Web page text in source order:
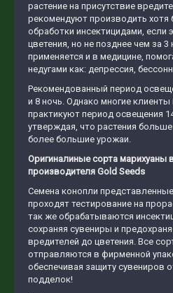
растение на присутствие
рекомендуют производить хотя
обработки инсектицидами, если
цветения, но не позднее чем за
применяется и в медицине,
недугами как: депрессия,
Рекомендованный период
и 8 ночь. Однако многие клиенты
практикуют период освещения
утверждая, что растения
более большие урожаи.
Оригиналиные сорта марихуаны
производителя Gold Seeds
Семена конопли
проходят тестирование на
так же обрабатываются
сохраняя сувениры и
вредителей до цветения. Все
отправляются в фирменной
обеспечивая защиту сувениров
подделок!